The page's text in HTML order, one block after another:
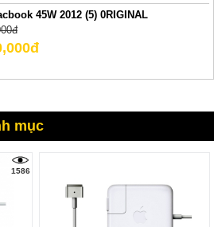
45W 2012 (5) 0RIGINAL
mục
1586